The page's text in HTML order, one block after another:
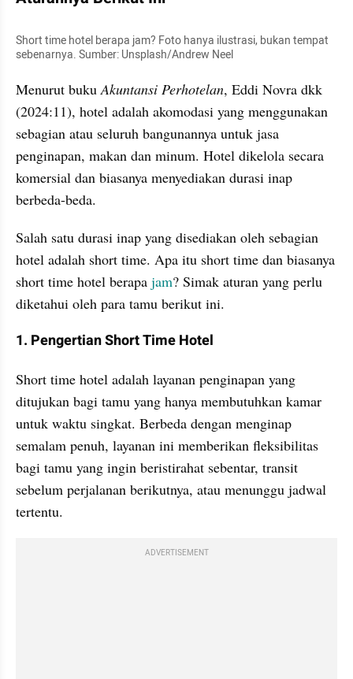
Short time hotel berapa jam? Foto hanya ilustrasi, bukan tempat
sebenarnya. Sumber: Unsplash/Andrew Neel
Menurut buku Akuntansi Perhotelan, Eddi Novra dkk
(2024:11), hotel adalah akomodasi yang menggunakan
sebagian atau seluruh bangunannya untuk jasa
penginapan, makan dan minum. Hotel dikelola secara
komersial dan biasanya menyediakan durasi inap
berbeda-beda.
Salah satu durasi inap yang disediakan oleh sebagian
hotel adalah short time. Apa itu short time dan biasanya
short time hotel berapa jam? Simak aturan yang perlu
diketahui oleh para tamu berikut ini.
1. Pengertian Short Time Hotel
Short time hotel adalah layanan penginapan yang
ditujukan bagi tamu yang hanya membutuhkan kamar
untuk waktu singkat. Berbeda dengan menginap
semalam penuh, layanan ini memberikan fleksibilitas
bagi tamu yang ingin beristirahat sebentar, transit
sebelum perjalanan berikutnya, atau menunggu jadwal
tertentu.
ADVERTISEMENT